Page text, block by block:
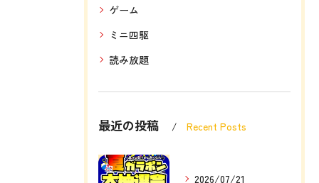
ゲーム
ミニ四駆
読み放題
最近の投稿 Recent Posts
2026/07/21